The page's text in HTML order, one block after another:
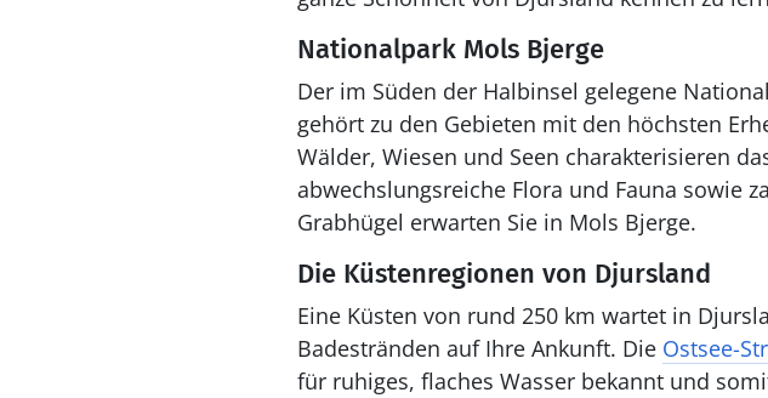
Nationalpark Mols Bjerge
Der im Süden der Halbinsel gelegene
gehört zu den Gebieten mit den höchsten
Wälder, Wiesen und Seen charakterisieren
abwechslungsreiche Flora und Fauna sowie
Grabhügel erwarten Sie in Mols Bjerge.
Die Küstenregionen von Djursland
Eine Küsten von rund 250 km wartet in
Badestränden auf Ihre Ankunft. Die Ostsee-
für ruhiges, flaches Wasser bekannt und